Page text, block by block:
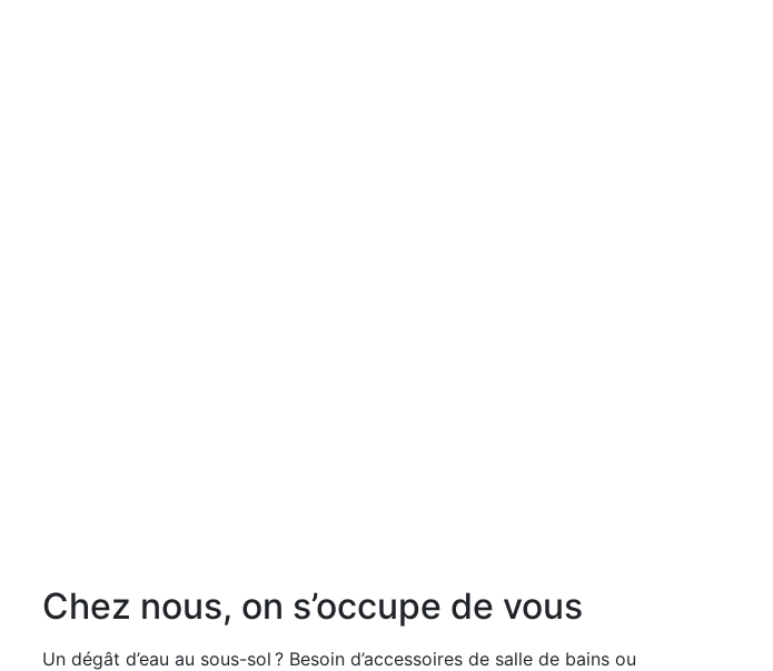
Chez nous, on s’occupe de vous
Un dégât d’eau au sous-sol ? Besoin d’accessoires de salle de bains ou